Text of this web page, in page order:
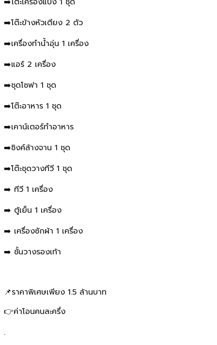
➡️โต๊ะข้างหัวเตียง 2 ตัว
➡️เครื่องทำน้ำอุ่น 1 เครื่อง
➡️แอร์ 2 เครื่อง
➡️ชุดโซฟา 1 ชุด
➡️โต๊ะอาหาร 1 ชุด
➡️เคาน์เตอร์ทำอาหาร
➡️ซิงค์ล้างจาน 1 ชุด
➡️โต๊ะชุดวางทีวี 1 ชุด
➡️ ทีวี 1 เครื่อง
➡️ ตู้เย็น 1 เครื่อง
➡️ เครื่องซักผ้า 1 เครื่อง
➡️ ชั้นวางรองเท้า
📌ราคาพิเศษเพียง 1.5 ล้านบาท
👉ค่าโอนคนละครึ่ง
.